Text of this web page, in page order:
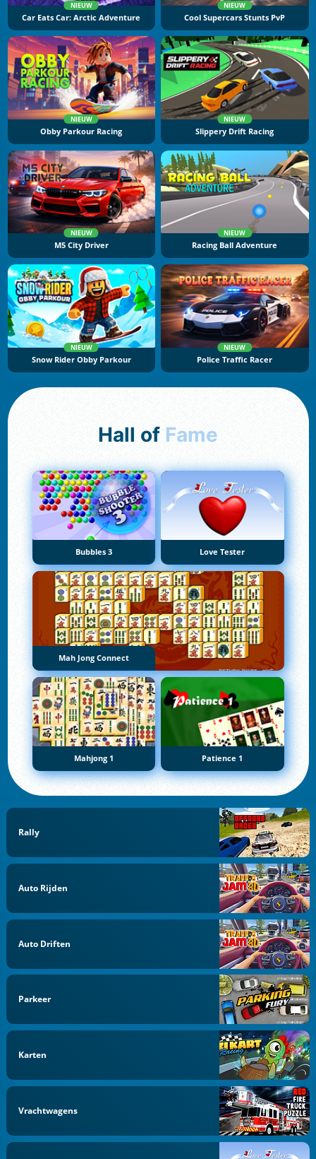
NIEUW
Car Eats Car: Arctic Adventure
NIEUW
Cool Supercars Stunts PvP
NIEUW
Obby Parkour Racing
NIEUW
Slippery Drift Racing
NIEUW
M5 City Driver
NIEUW
Racing Ball Adventure
NIEUW
Snow Rider Obby Parkour
NIEUW
Police Traffic Racer
Hall of Fame
Bubbles 3 Love Tester
Mah Jong Connect
Mahjong 1 Patience 1
Rally
Auto Rijden
Auto Driften
Parkeer
Karten
Vrachtwagens